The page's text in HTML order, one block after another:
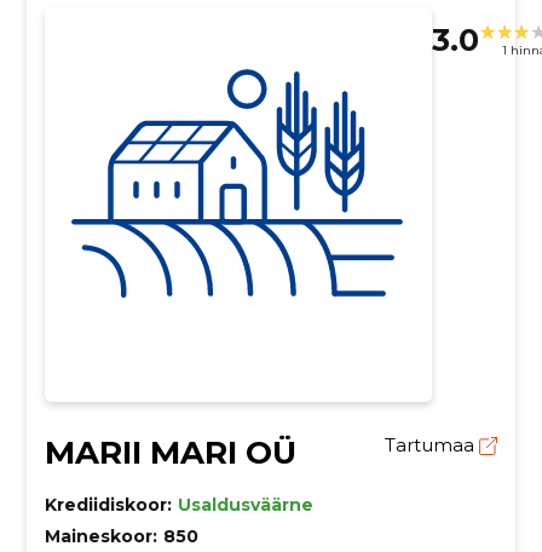
3.0 1
MARII MARI OÜ Tartumaa
Krediidiskoor: Usaldusväärne
Maineskoor: 850